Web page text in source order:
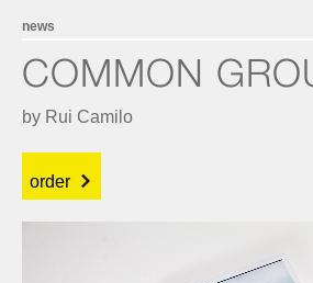
news
COMMON
by Rui Camilo
order